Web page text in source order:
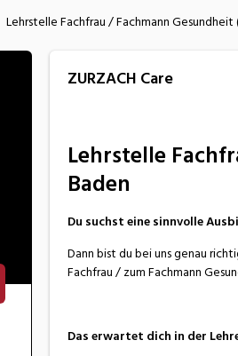
Lehrstelle Fachfrau / Fachmann Gesundheit
ZURZACH Care
Lehrstelle
Baden
Du suchst eine sinnvolle
Dann bist du bei uns genau
Fachfrau / zum Fachmann
Das erwartet dich in der